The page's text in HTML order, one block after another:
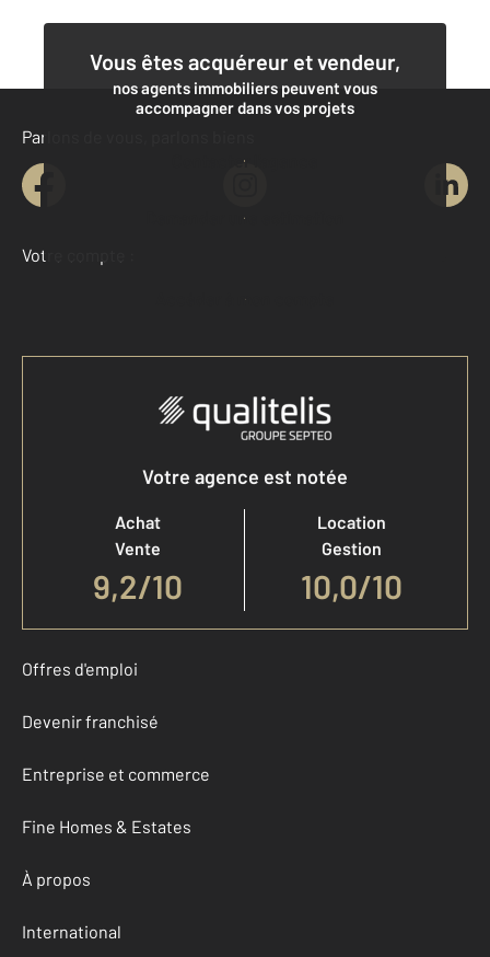
Vous êtes acquéreur et vendeur,
nos agents immobiliers peuvent vous
accompagner dans vos projets
Contacter l'agence
Demander une estimation
Parlons de vous, parlons biens
Votre compte :
Accéder à mon compte
Votre agence est notée
Achat
Vente
9,2/10
Location
Gestion
10,0/10
Offres d'emploi
Devenir franchisé
Entreprise et commerce
Fine Homes & Estates
À propos
International